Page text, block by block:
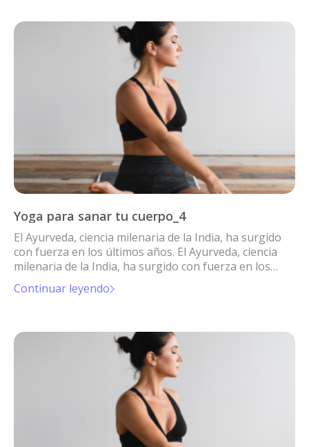
Yoga para sanar tu cuerpo_4
El Ayurveda, ciencia milenaria de la India, ha surgido
con fuerza en los últimos años. El Ayurveda, ciencia
milenaria de la India, ha surgido con fuerza en los
últimos años.
Continuar leyendo